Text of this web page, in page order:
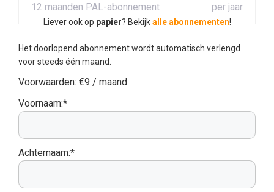
12 maanden PAL-abonnement per jaar
Liever ook op papier? Bekijkalle abonnementen!
Het doorlopend abonnement wordt automatisch verlengd
voor steeds één maand.
Voorwaarden: €9 / maand
Voornaam:*
Achternaam:*